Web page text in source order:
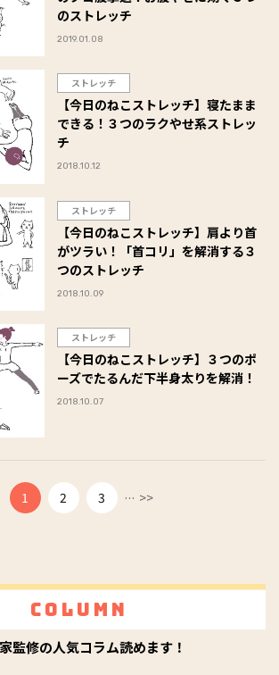
のストレッチ
2019.01.08
ストレッチ
【今日のねこストレッチ】寝たまま
できる！３つのラクやせ系ストレッ
チ
2018.10.12
ストレッチ
【今日のねこストレッチ】肩より首
がツラい！「首コリ」を解消する３
つのストレッチ
2018.10.09
ストレッチ
【今日のねこストレッチ】３つのポ
ーズでたるんだ下半身太りを解消！
2018.10.07
1 2 3 ... >>
Column
監修の人気コラム読めます！